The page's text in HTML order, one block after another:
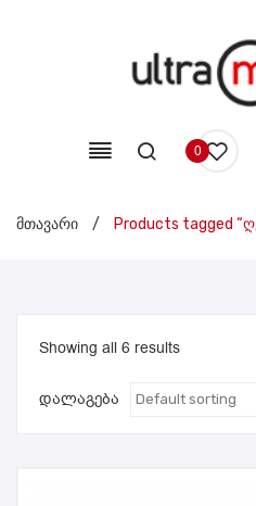
0
No products in
მთავარი / Products tagged
Showing all 6 results
დალაგება